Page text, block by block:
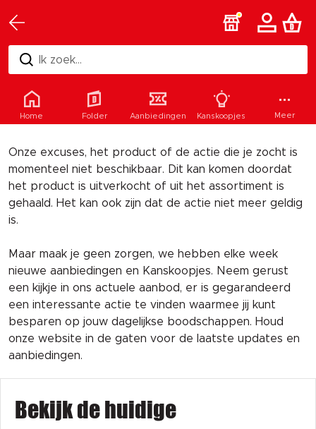
Ik zoek...
Helaas
Onze excuses, het product of de actie die je zocht is
momenteel niet beschikbaar. Dit kan komen doordat
het product is uitverkocht of uit het assortiment is
gehaald. Het kan ook zijn dat de actie niet meer geldig
is.
Maar maak je geen zorgen, we hebben elke week
nieuwe aanbiedingen en Kanskoopjes. Neem gerust
een kijkje in ons actuele aanbod, er is gegarandeerd
een interessante actie te vinden waarmee jij kunt
besparen op jouw dagelijkse boodschappen. Houd
onze website in de gaten voor de laatste updates en
aanbiedingen.
Bekijk de huidige
Home Folder Aanbiedingen Kanskoopjes Meer